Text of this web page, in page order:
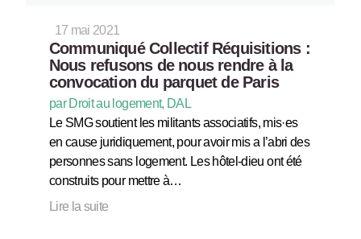
17 mai 2021
Communiqué Collectif Réquisitions :
Nous refusons de nous rendre à la
convocation du parquet de Paris
par Droit au logement, DAL
Le SMG soutient les militants associatifs, mis·es
en cause juridiquement, pour avoir mis a l’abri des
personnes sans logement. Les hôtel-dieu ont été
construits pour mettre à…
Lire la suite